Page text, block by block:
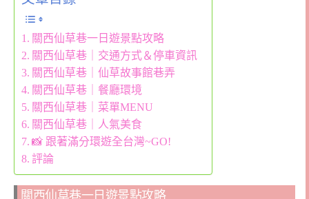
關西仙草巷一日遊景點攻略
關西仙草巷｜交通方式＆停車資訊
關西仙草巷｜仙草故事館巷弄
關西仙草巷｜餐廳環境
關西仙草巷｜菜單MENU
關西仙草巷｜人氣美食
📸 跟著滿分環遊全台灣~GO!
評論
關西仙草巷一日遊景點攻略